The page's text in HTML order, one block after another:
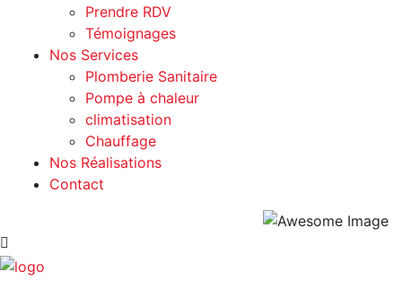
Prendre RDV
Témoignages
Nos Services
Plomberie Sanitaire
Pompe à chaleur
climatisation
Chauffage
Nos Réalisations
Contact